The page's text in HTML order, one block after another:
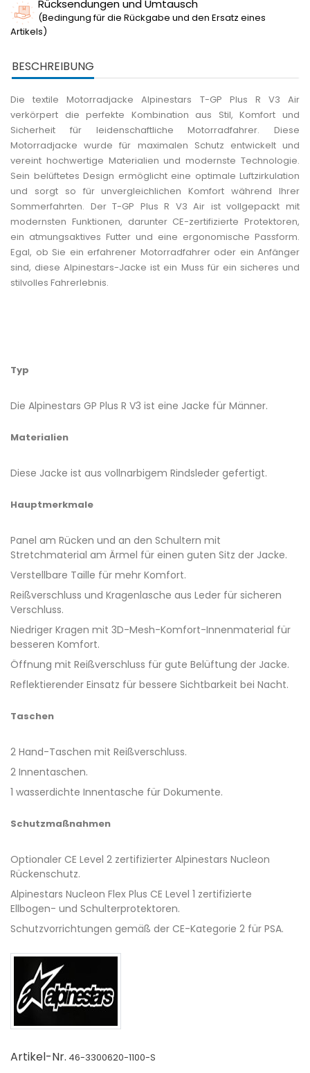
Rücksendungen und Umtausch
(Bedingung für die Rückgabe und den Ersatz eines
Artikels)
BESCHREIBUNG
Die textile Motorradjacke Alpinestars T-GP Plus R V3 Air
verkörpert die perfekte Kombination aus Stil, Komfort und
Sicherheit für leidenschaftliche Motorradfahrer. Diese
Motorradjacke wurde für maximalen Schutz entwickelt und
vereint hochwertige Materialien und modernste Technologie.
Sein belüftetes Design ermöglicht eine optimale Luftzirkulation
und sorgt so für unvergleichlichen Komfort während Ihrer
Sommerfahrten. Der T-GP Plus R V3 Air ist vollgepackt mit
modernsten Funktionen, darunter CE-zertifizierte Protektoren,
ein atmungsaktives Futter und eine ergonomische Passform.
Egal, ob Sie ein erfahrener Motorradfahrer oder ein Anfänger
sind, diese Alpinestars-Jacke ist ein Muss für ein sicheres und
stilvolles Fahrerlebnis.
Typ
Die Alpinestars GP Plus R V3 ist eine Jacke für Männer.
Materialien
Diese Jacke ist aus vollnarbigem Rindsleder gefertigt.
Hauptmerkmale
Panel am Rücken und an den Schultern mit
Stretchmaterial am Ärmel für einen guten Sitz der Jacke.
Verstellbare Taille für mehr Komfort.
Reißverschluss und Kragenlasche aus Leder für sicheren
Verschluss.
Niedriger Kragen mit 3D-Mesh-Komfort-Innenmaterial für
besseren Komfort.
Öffnung mit Reißverschluss für gute Belüftung der Jacke.
Reflektierender Einsatz für bessere Sichtbarkeit bei Nacht.
Taschen
2 Hand-Taschen mit Reißverschluss.
2 Innentaschen.
1 wasserdichte Innentasche für Dokumente.
Schutzmaßnahmen
Optionaler CE Level 2 zertifizierter Alpinestars Nucleon
Rückenschutz.
Alpinestars Nucleon Flex Plus CE Level 1 zertifizierte
Ellbogen- und Schulterprotektoren.
Schutzvorrichtungen gemäß der CE-Kategorie 2 für PSA.
Artikel-Nr. 46-3300620-1100-S